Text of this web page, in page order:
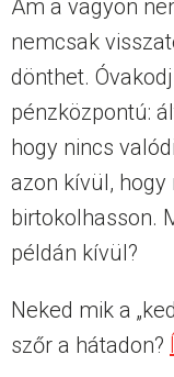
Ám a vagyon
nemcsak
dönthet.
pénzközpontú:
hogy nincs
azon kívül,
birtokolhasson.
példán kívül?
Neked mik a
szőr a hátadon?